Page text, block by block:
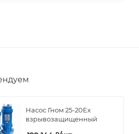
Насос Гном 25-20Ex
взрывозащищенный